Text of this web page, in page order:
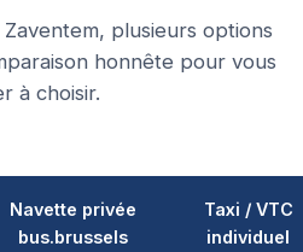
plusieurs options
honnête pour vous
à choisir.
Navette privée
bus.brussels
Taxi / VTC
individuel